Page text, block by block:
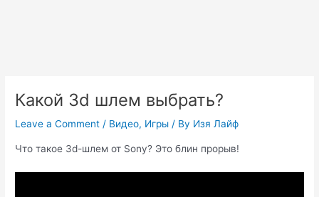
Какой 3d шлем выбрать?
Leave a Comment / Видео, Игры / By Изя Лайф
Что такое 3d-шлем от Sony? Это блин прорыв!